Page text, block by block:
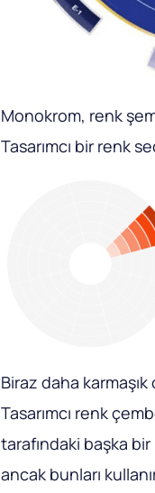
Monokrom, renk
Tasarımcı bir renk
Biraz daha karmaşık
Tasarımcı renk
tarafındaki başka
ancak bunları